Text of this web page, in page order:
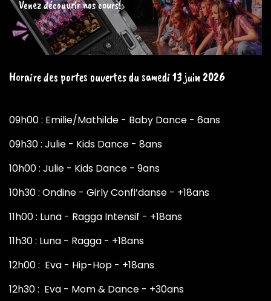
Venez découvrir nos cours!
Horaire des portes ouvertes du samedi 13 juin 2026
09h00 : Emilie/Mathilde - Baby Dance - 6ans
09h30 : Julie - Kids Dance - 8ans
10h00 : Julie - Kids Dance - 9ans
10h30 : Ondine - Girly Confi’danse - +18ans
11h00 : Luna - Ragga Intensif - +18ans
11h30 : Luna - Ragga - +18ans
12h00 : Eva - Hip-Hop - +18ans
12h30 : Eva - Mom & Dance - +30ans